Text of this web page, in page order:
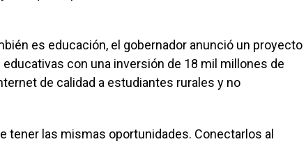
es educación, el gobernador anunció un proyecto
con una inversión de 18 mil millones de
de calidad a estudiantes rurales y no
tener las mismas oportunidades. Conectarlos al